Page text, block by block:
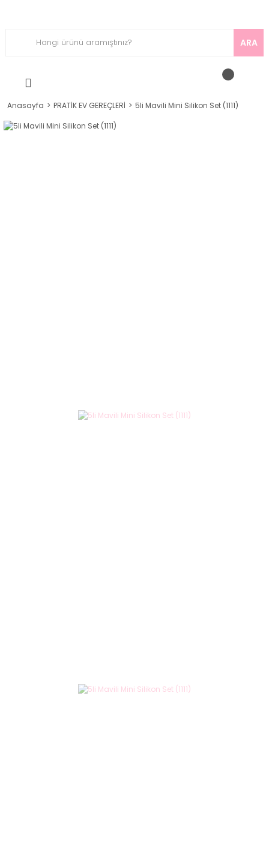
ARA
Anasayfa PRATİK EV GEREÇLERİ 5li Mavili Mini Silikon Set (1111)